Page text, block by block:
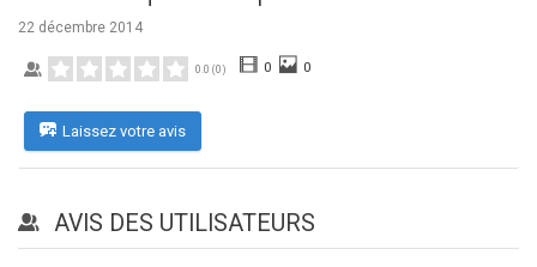
22 décembre 2014
0.0 (0 ) 0 0
Laissez votre avis
AVIS DES UTILISATEURS